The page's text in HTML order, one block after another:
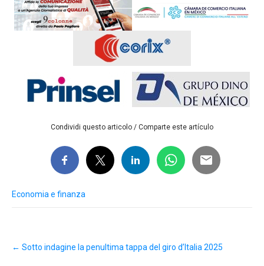
Condividi questo articolo / Comparte este artículo
Economia e finanza
navigation
← Sotto indagine la penultima tappa del giro d’Italia 2025